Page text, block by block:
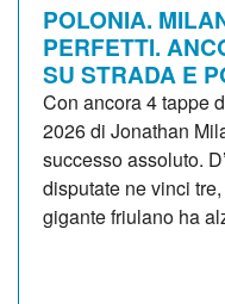
POLONIA.
PERFETTI.
SU STRADA E
Con ancora 4 tappe
2026 di Jonathan
successo assoluto.
disputate ne vinci
gigante friulano ha